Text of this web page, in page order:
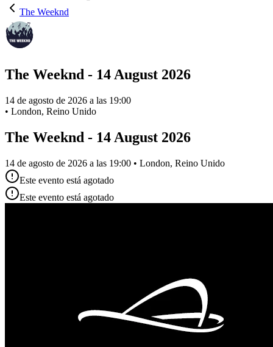
The Weeknd
The Weeknd - 14 August 2026
14 de agosto de 2026 a las 19:00
• London, Reino Unido
The Weeknd - 14 August 2026
14 de agosto de 2026 a las 19:00 • London, Reino Unido
Este evento está agotado
Este evento está agotado